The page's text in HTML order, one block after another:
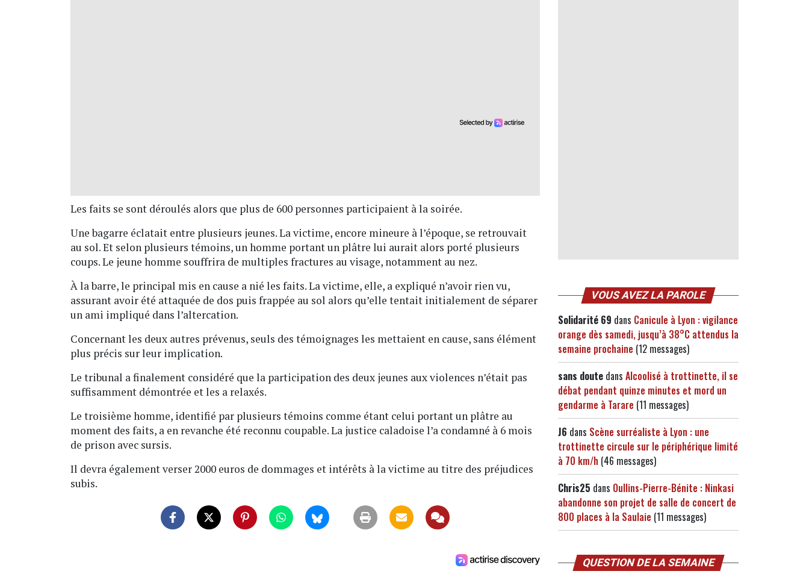
Les faits se sont déroulés alors que plus de 600 personnes participaient à la soirée.
Une bagarre éclatait entre plusieurs jeunes. La victime, encore mineure à l’époque, se retrouvait
au sol. Et selon plusieurs témoins, un homme portant un plâtre lui aurait alors porté plusieurs
coups. Le jeune homme souffrira de multiples fractures au visage, notamment au nez.
À la barre, le principal mis en cause a nié les faits. La victime, elle, a expliqué n’avoir rien vu,
assurant avoir été attaquée de dos puis frappée au sol alors qu’elle tentait initialement de séparer
un ami impliqué dans l’altercation.
Concernant les deux autres prévenus, seuls des témoignages les mettaient en cause, sans élément
plus précis sur leur implication.
Le tribunal a finalement considéré que la participation des deux jeunes aux violences n’était pas
suffisamment démontrée et les a relaxés.
Le troisième homme, identifié par plusieurs témoins comme étant celui portant un plâtre au
moment des faits, a en revanche été reconnu coupable. La justice caladoise l’a condamné à 6 mois
de prison avec sursis.
Il devra également verser 2000 euros de dommages et intérêts à la victime au titre des préjudices
subis.
VOUS AVEZ LA PAROLE
Solidarité 69 dans Canicule à Lyon : vigilance
orange dès samedi, jusqu’à 38°C attendus la
semaine prochaine (12 messages)
sans doute dans Alcoolisé à trottinette, il se
débat pendant quinze minutes et mord un
gendarme à Tarare (11 messages)
J6 dans Scène surréaliste à Lyon : une
trottinette circule sur le périphérique limité
à 70 km/h (46 messages)
Chris25 dans Oullins-Pierre-Bénite : Ninkasi
abandonne son projet de salle de concert de
800 places à la Saulaie (11 messages)
QUESTION DE LA SEMAINE